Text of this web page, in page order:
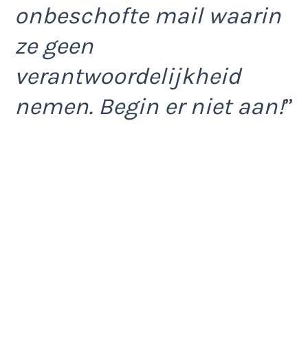
onbeschofte mail waarin
ze geen
verantwoordelijkheid
nemen. Begin er niet aan!”